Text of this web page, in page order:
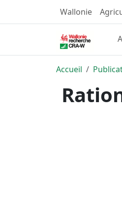
Wallonie
Accueil